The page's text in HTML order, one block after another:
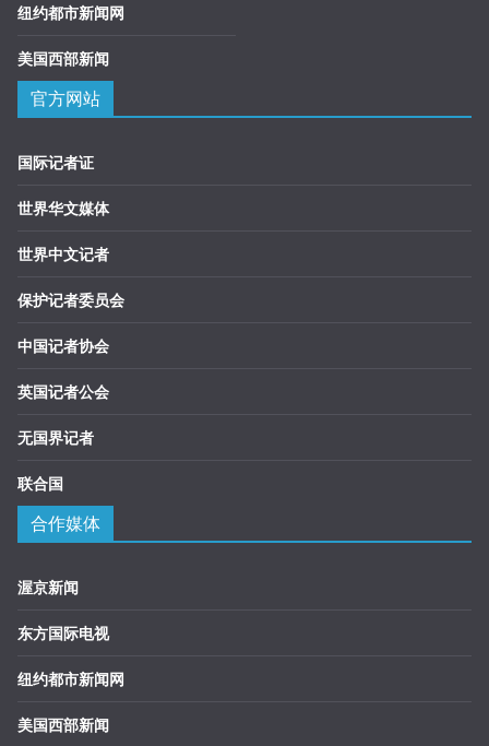
纽约都市新闻网
美国西部新闻
官方网站
国际记者证
世界华文媒体
世界中文记者
保护记者委员会
中国记者协会
英国记者公会
无国界记者
联合国
合作媒体
渥京新闻
东方国际电视
纽约都市新闻网
美国西部新闻